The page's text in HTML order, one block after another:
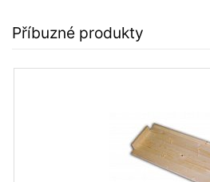
Příbuzné produkty